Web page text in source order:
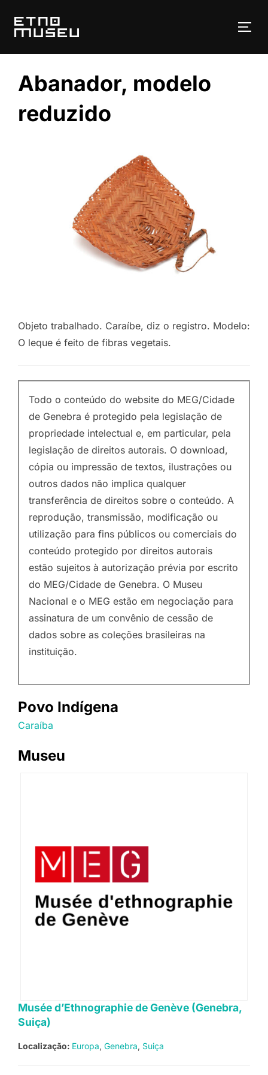
para
Abanador, modelo
reduzido
Objeto trabalhado. Caraíbe, diz o registro. Modelo:
O leque é feito de fibras vegetais.
Todo o conteúdo do website do MEG/Cidade
de Genebra é protegido pela legislação de
propriedade intelectual e, em particular, pela
legislação de direitos autorais. O download,
cópia ou impressão de textos, ilustrações ou
outros dados não implica qualquer
transferência de direitos sobre o conteúdo. A
reprodução, transmissão, modificação ou
utilização para fins públicos ou comerciais do
conteúdo protegido por direitos autorais
estão sujeitos à autorização prévia por escrito
do MEG/Cidade de Genebra. O Museu
Nacional e o MEG estão em negociação para
assinatura de um convênio de cessão de
dados sobre as coleções brasileiras na
instituição.
Povo Indígena
Caraíba
Museu
Musée d’Ethnographie de Genève (Genebra,
Suiça)
Localização: Europa Genebra Suiça